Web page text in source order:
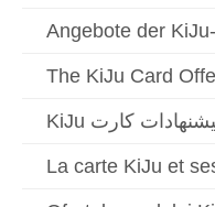
Angebote der
The KiJu Card
La carte KiJu et